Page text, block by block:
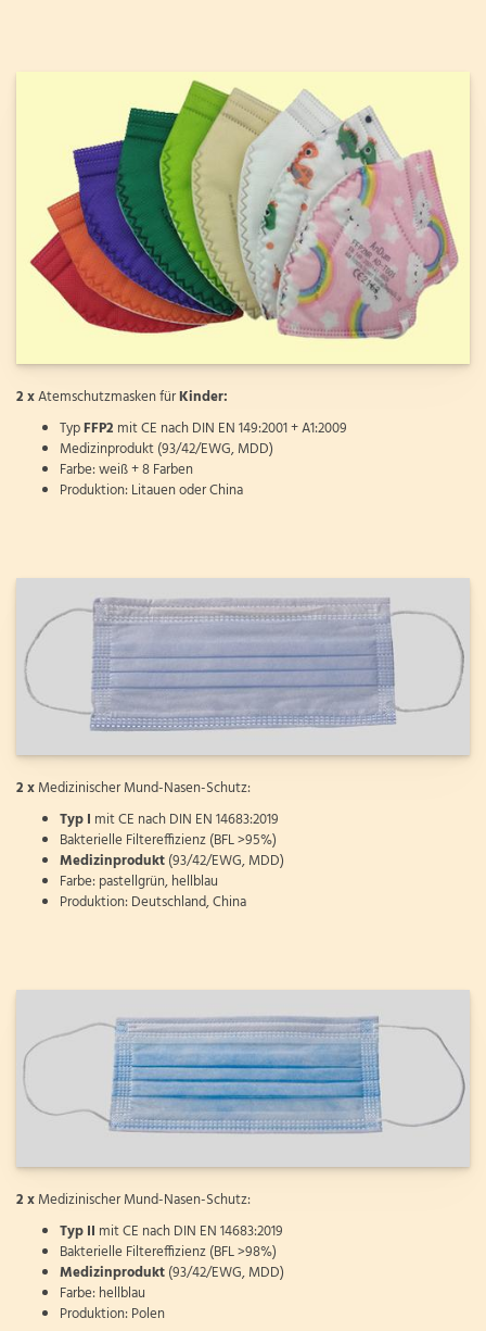
2 xAtemschutzmasken fürKinder:
TypFFP2 mit CE nach DIN EN 149:2001 + A1:2009
Medizinprodukt (93/42/EWG, MDD)
Farbe: weiß + 8 Farben
Produktion: Litauen oder China
2 xMedizinischer Mund-Nasen-Schutz:
Typ I mit CE nach DIN EN 14683:2019
Bakterielle Filtereffizienz (BFL >95%)
Medizinprodukt(93/42/EWG, MDD)
Farbe: pastellgrün, hellblau
Produktion: Deutschland, China
2 xMedizinischer Mund-Nasen-Schutz:
Typ II mit CE nach DIN EN 14683:2019
Bakterielle Filtereffizienz (BFL >98%)
Medizinprodukt(93/42/EWG, MDD)
Farbe: hellblau
Produktion: Polen